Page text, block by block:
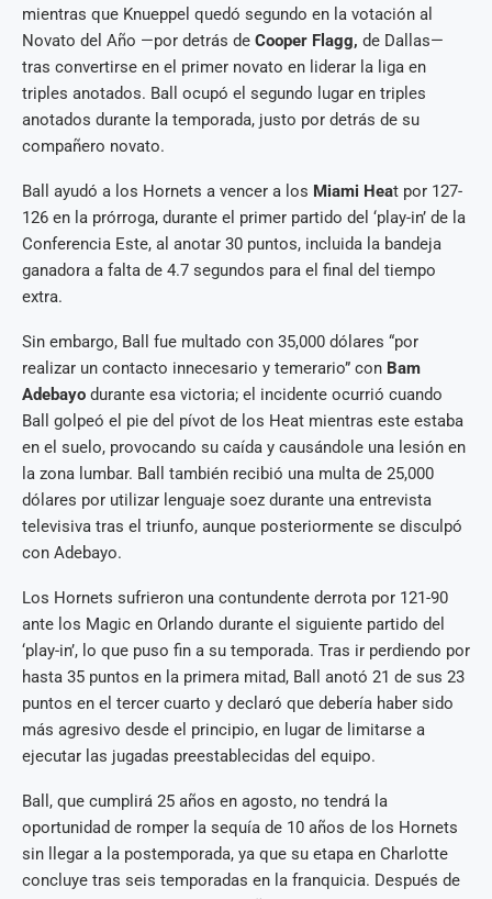
mientras que Knueppel quedó segundo en la votación al
Novato del Año —por detrás de Cooper Flagg, de Dallas—
tras convertirse en el primer novato en liderar la liga en
triples anotados. Ball ocupó el segundo lugar en triples
anotados durante la temporada, justo por detrás de su
compañero novato.
Ball ayudó a los Hornets a vencer a los Miami Heat por 127-
126 en la prórroga, durante el primer partido del ‘play-in’ de la
Conferencia Este, al anotar 30 puntos, incluida la bandeja
ganadora a falta de 4.7 segundos para el final del tiempo
extra.
Sin embargo, Ball fue multado con 35,000 dólares “por
realizar un contacto innecesario y temerario” con Bam
Adebayo durante esa victoria; el incidente ocurrió cuando
Ball golpeó el pie del pívot de los Heat mientras este estaba
en el suelo, provocando su caída y causándole una lesión en
la zona lumbar. Ball también recibió una multa de 25,000
dólares por utilizar lenguaje soez durante una entrevista
televisiva tras el triunfo, aunque posteriormente se disculpó
con Adebayo.
Los Hornets sufrieron una contundente derrota por 121-90
ante los Magic en Orlando durante el siguiente partido del
‘play-in’, lo que puso fin a su temporada. Tras ir perdiendo por
hasta 35 puntos en la primera mitad, Ball anotó 21 de sus 23
puntos en el tercer cuarto y declaró que debería haber sido
más agresivo desde el principio, en lugar de limitarse a
ejecutar las jugadas preestablecidas del equipo.
Ball, que cumplirá 25 años en agosto, no tendrá la
oportunidad de romper la sequía de 10 años de los Hornets
sin llegar a la postemporada, ya que su etapa en Charlotte
concluye tras seis temporadas en la franquicia. Después de